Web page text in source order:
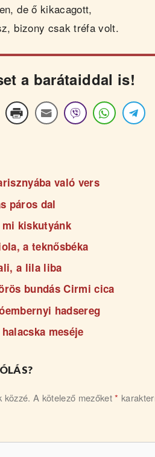
de ő kikacagott,
bizony csak tréfa volt.
a barátaiddal is!
való vers
páros dal
kiskutyánk
a teknősbéka
a lila liba
bundás Cirmi cica
hadsereg
meséje
közzé. A kötelező mezőket*